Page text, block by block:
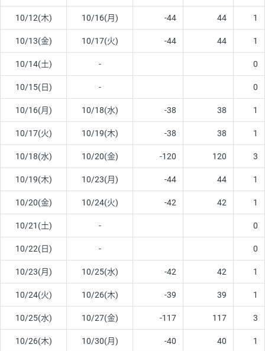
10/12(木) 10/16(月) -44 44 1
10/13(金) 10/17(火) -44 44 1
10/14(土) - 0
10/15(日) - 0
10/16(月) 10/18(水) -38 38 1
10/17(火) 10/19(木) -38 38 1
10/18(水) 10/20(金) -120 120 3
10/19(木) 10/23(月) -44 44 1
10/20(金) 10/24(火) -42 42 1
10/21(土) - 0
10/22(日) - 0
10/23(月) 10/25(水) -42 42 1
10/24(火) 10/26(木) -39 39 1
10/25(水) 10/27(金) -117 117 3
10/26(木) 10/30(月) -40 40 1